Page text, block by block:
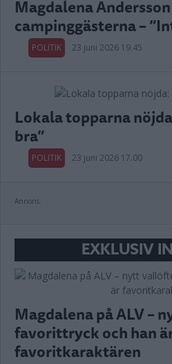
Magdalena
campinggästerna –
POLITIK 23 juni 2026 19.45
Lokala topparna
bra”
POLITIK 23 juni 2026 17.00
Annons:
EXKLUSIV
Magdalena på ALV –
favorittryck och han
favoritkaraktären